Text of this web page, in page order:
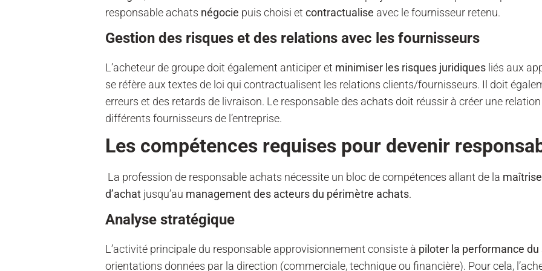
responsable achats négocie puis choisi et contractualise avec le fournisseur retenu.
Gestion des risques et des relations avec les fournisseurs
L’acheteur de groupe doit également anticiper et minimiser les risques juridiques liés aux
se réfère aux textes de loi qui contractualisent les relations clients/fournisseurs. Il doit
erreurs et des retards de livraison. Le responsable des achats doit réussir à créer une
différents fournisseurs de l’entreprise.
Les compétences requises pour devenir
La profession de responsable achats nécessite un bloc de compétences allant de la
d’achat jusqu’au management des acteurs du périmètre achats.
Analyse stratégique
L’activité principale du responsable approvisionnement consiste à piloter la performance
orientations données par la direction (commerciale, technique ou financière). Pour cela,